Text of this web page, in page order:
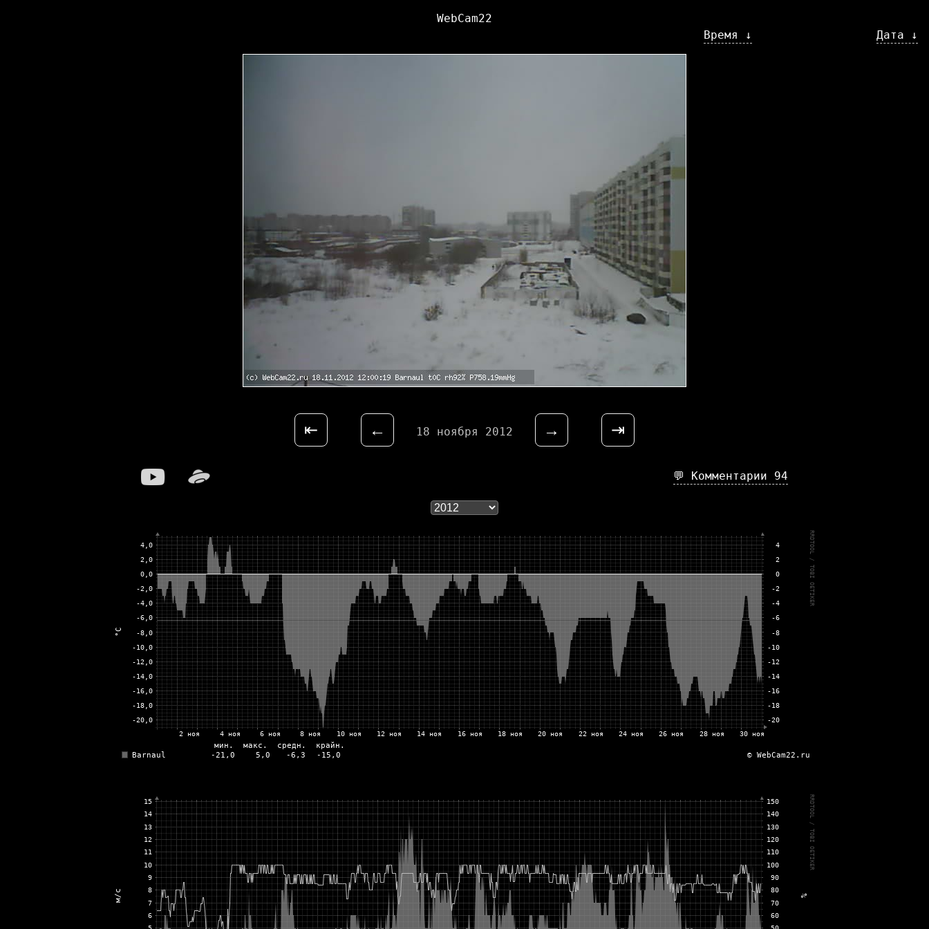
Дата ↓
Время ↓
WebCam22
⇤ ← 18 ноября 2012 → ⇥
💬 Комментарии 94